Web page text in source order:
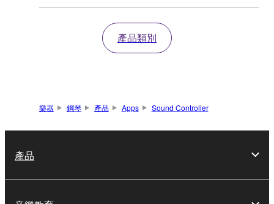
產品類別
樂器 鋼琴 產品 Apps Sound Controller
產品